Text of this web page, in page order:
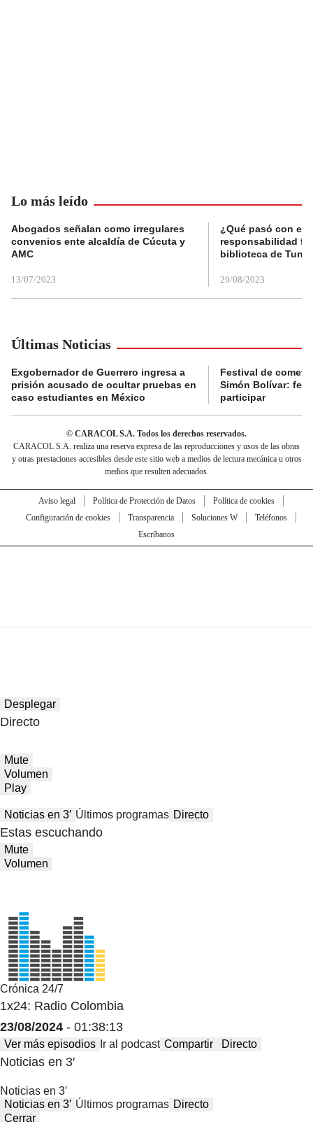
Lo más leído
Abogados señalan como irregulares
convenios ente alcaldía de Cúcuta y
AMC
13/07/2023
¿Qué pasó con el
responsabilidad
biblioteca de
29/08/2023
Últimas Noticias
Exgobernador de Guerrero ingresa a
prisión acusado de ocultar pruebas en
caso estudiantes en México
Festival de
Simón Bolívar:
participar
© CARACOL S.A. Todos los derechos reservados.
CARACOL S.A. realiza una reserva expresa de las reproducciones y usos de las obras
y otras prestaciones accesibles desde este sitio web a medios de lectura mecánica u otros
medios que resulten adecuados.
Aviso legal Política de Protección de Datos
Política de cookies
Configuración de cookies
Transparencia Soluciones W
Teléfonos
Escríbanos
Desplegar
Directo
Mute
Volumen
Play
Noticias en 3′ Últimos programas Directo
Estas escuchando
Mute
Volumen
Crónica 24/7
1x24: Radio Colombia
23/08/2024 - 01:38:13
Ver más episodios Ir al podcast Compartir Directo
Noticias en 3′
Noticias en 3′
Noticias en 3′ Últimos programas Directo
Cerrar